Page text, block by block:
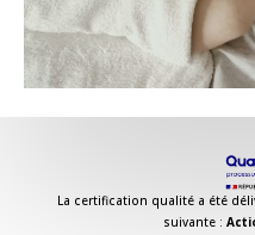
La certification qualité a été
suivante :